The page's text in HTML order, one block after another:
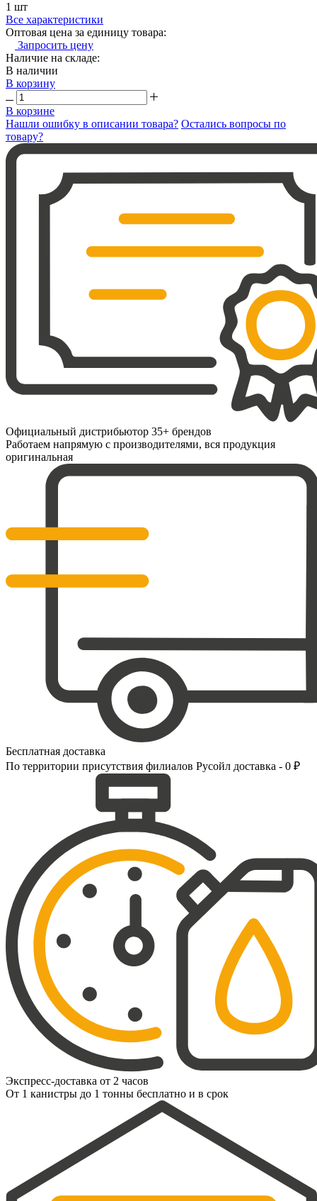
1 шт
Все характеристики
Оптовая цена за единицу товара:
Запросить цену
Наличие на складе:
В наличии
В корзину
В корзине
Нашли ошибку в описании товара? Остались вопросы по
товару?
Официальный дистрибьютор 35+ брендов
Работаем напрямую с производителями, вся продукция
оригинальная
Бесплатная доставка
По территории присутствия филиалов Русойл доставка - 0 ₽
Экспресс-доставка от 2 часов
От 1 канистры до 1 тонны бесплатно и в срок